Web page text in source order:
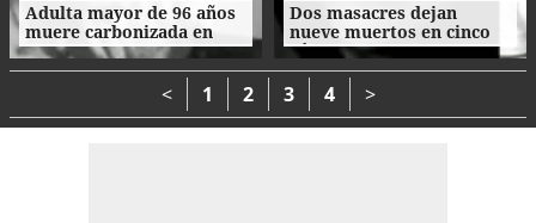
Adulta mayor de 96 años
muere carbonizada en
incendio en San Manuel,
Cortés
Dos masacres dejan
nueve muertos en cinco
días en el norte de
Honduras
< 1 2 3 4 >